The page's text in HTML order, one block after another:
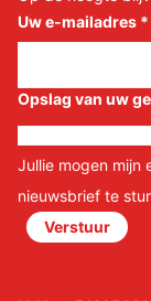
Uw e-mailadres *
Opslag van uw
Jullie mogen mijn
nieuwsbrief te
Verstuur